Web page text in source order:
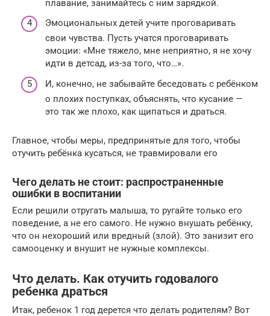
плавание, занимайтесь с ним зарядкой.
Эмоциональных детей учите проговаривать
свои чувства. Пусть учатся проговаривать
эмоции: «Мне тяжело, мне неприятно, я не хочу
идти в детсад, из-за того, что…».
И, конечно, не забывайте беседовать с ребёнком
о плохих поступках, объяснять, что кусание —
это так же плохо, как щипаться и драться.
Главное, чтобы меры, предпринятые для того, чтобы
отучить ребёнка кусаться, не травмировали его
Чего делать не стоит: распространенные
ошибки в воспитании
Если решили отругать малыша, то ругайте только его
поведение, а не его самого. Не нужно внушать ребёнку,
что он нехороший или вредный (злой). Это занизит его
самооценку и внушит не нужные комплексы.
Что делать. Как отучить годовалого
ребенка драться
Итак, ребенок 1 год дерется что делать родителям? Вот